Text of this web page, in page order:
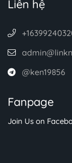
Liên hệ
@ken19856
Fanpage
Join Us on